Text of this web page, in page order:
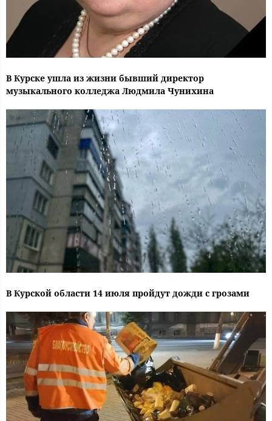
В Курске ушла из жизни бывший директор
музыкального колледжа Людмила Чунихина
В Курской области 14 июля пройдут дожди с грозами